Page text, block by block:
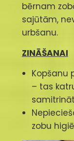
bērnam
sajūtām,
urbšanu.
ZINĀŠANAI
Kopšanu
– tas
zobu